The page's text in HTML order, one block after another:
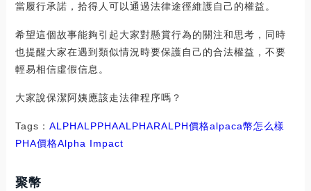
當履行承諾，拾得人可以通過法律途徑維護自己的權益。
希望這個故事能夠引起大家對懸賞行為的關注和思考，同時
也提醒大家在遇到類似情況時要保護自己的合法權益，不要
輕易相信虛假信息。
大家說保潔阿姨應該走法律程序嗎？
Tags： ALPHALPPHAALPHARALPH價格alpaca幣怎么樣
PHA價格Alpha Impact
聚幣